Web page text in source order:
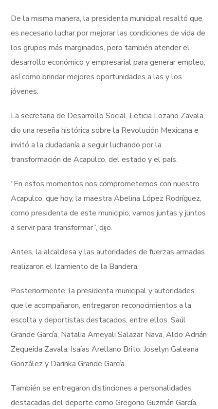
De la misma manera, la presidenta municipal resaltó que
es necesario luchar por mejorar las condiciones de vida de
los grupos más marginados, pero también atender el
desarrollo económico y empresarial para generar empleo,
así como brindar mejores oportunidades a las y los
jóvenes.
La secretaria de Desarrollo Social, Leticia Lozano Zavala,
dio una reseña histórica sobre la Revolución Mexicana e
invitó a la ciudadanía a seguir luchando por la
transformación de Acapulco, del estado y el país.
“En estos momentos nos comprometemos con nuestro
Acapulco, que hoy, la maestra Abelina López Rodríguez,
como presidenta de este municipio, vamos juntas y juntos
a servir para transformar”, dijo.
Antes, la alcaldesa y las autoridades de fuerzas armadas
realizaron el Izamiento de la Bandera.
Posteriormente, la presidenta municipal y autoridades
que le acompañaron, entregaron reconocimientos a la
escolta y deportistas destacados, entre ellos, Saúl
Grande García, Natalia Ameyali Salazar Nava, Aldo Adrián
Zequeida Zavala, Isaías Arellano Brito, Joselyn Galeana
González y Darinka Grande García.
También se entregaron distinciones a personalidades
destacadas del deporte como Gregorio Guzmán García,